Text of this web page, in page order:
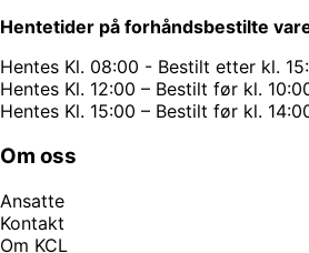
Hentetider på forhåndsbestilte
Hentes Kl. 08:00 - Bestilt etter kl.
Hentes Kl. 12:00 – Bestilt før kl.
Hentes Kl. 15:00 – Bestilt før kl.
Om oss
Ansatte
Kontakt
Om KCL